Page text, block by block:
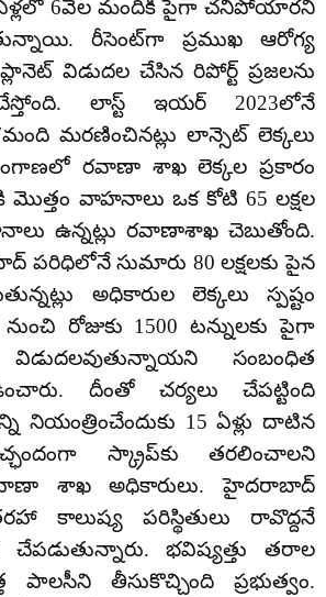
6వేల మందికి పైగా చనిపోయారని
రీసెంట్‌గా ప్రముఖ ఆరోగ్య
విడుదల చేసిన రిపోర్ట్ ప్రజలను
లాస్ట్‌ ఇయర్‌ 2023లోనే
మరణించినట్లు లాన్సెట్‌ లెక్కలు
రవాణా శాఖ లెక్కల ప్రకారం
మొత్తం వాహనాలు ఒక కోటి 65 లక్షల
ఉన్నట్లు రవాణాశాఖ చెబుతోంది.
పరిధిలోనే సుమారు 80 లక్షలకు పైన
అధికారుల లెక్కలు స్పష్టం
రోజుకు 1500 టన్నులకు పైగా
విడుదలవుతున్నాయని సంబంధిత
దీంతో చర్యలు చేపట్టింది
నియంత్రించేందుకు 15 ఏళ్లు దాటిన
స్క్రాప్‌కు తరలించాలని
రవాణా శాఖ అధికారులు. హైదరాబాద్‌
కాలుష్య పరిస్థితులు రావొద్దనే
చేపడుతున్నారు. భవిష్యత్తు తరాల
పాలసీని తీసుకొచ్చింది ప్రభుత్వం.